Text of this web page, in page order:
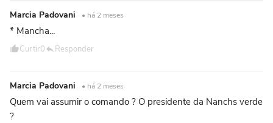
Marcia Padovani • há 2 meses
* Mancha...
Curtir0 Responder
Marcia Padovani • há 2 meses
Quem vai assumir o comando ? O presidente da Nanchs verde
?